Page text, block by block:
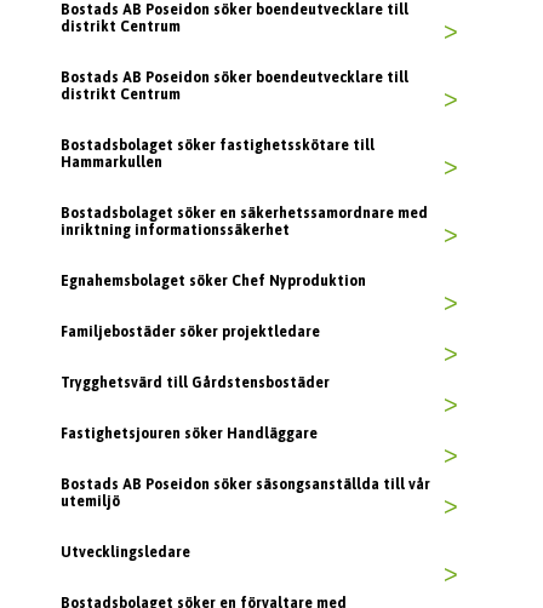
Bostads AB Poseidon söker boendeutvecklare till
distrikt Centrum
>
Bostads AB Poseidon söker boendeutvecklare till
distrikt Centrum
>
Bostadsbolaget söker fastighetsskötare till
Hammarkullen
>
Bostadsbolaget söker en säkerhetssamordnare med
inriktning informationssäkerhet
>
Egnahemsbolaget söker Chef Nyproduktion
>
Familjebostäder söker projektledare
>
Trygghetsvärd till Gårdstensbostäder
>
Fastighetsjouren söker Handläggare
>
Bostads AB Poseidon söker säsongsanställda till vår
utemiljö
>
Utvecklingsledare
>
Bostadsbolaget söker en förvaltare med